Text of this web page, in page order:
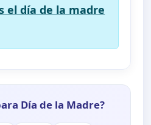
el día de la madre
Día de la Madre?